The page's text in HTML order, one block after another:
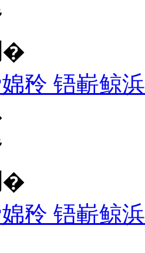
�
矝 铻嶄鲸
�
矝 铻嶄鲸